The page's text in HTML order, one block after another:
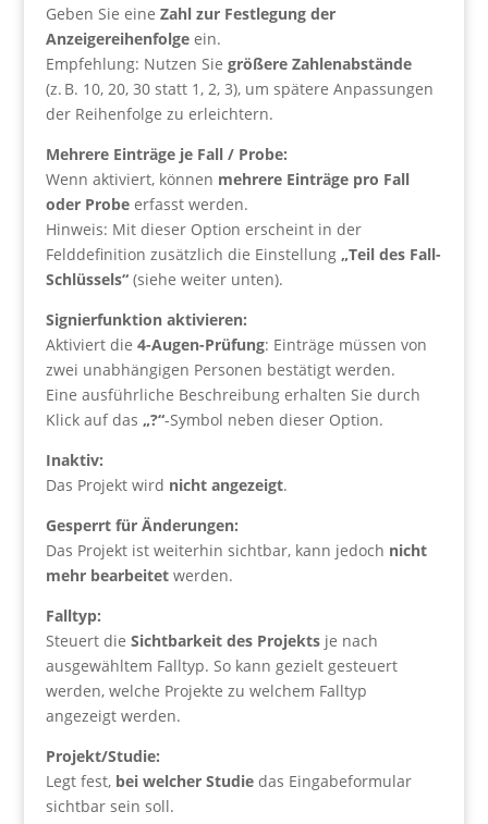
Geben Sie eineZahl zur Festlegung der
Anzeigereihenfolge ein.
Empfehlung: Nutzen Siegrößere Zahlenabstände
(z. B. 10, 20, 30 statt 1, 2, 3), um spätere Anpassungen
der Reihenfolge zu erleichtern.
Mehrere Einträge je Fall / Probe:
Wenn aktiviert, können mehrere Einträge pro Fall
oder Probe erfasst werden.
Hinweis: Mit dieser Option erscheint in der
Felddefinition zusätzlich die Einstellung„Teil des Fall-
Schlüssels“ (siehe weiter unten).
Signierfunktion aktivieren:
Aktiviert die4-Augen-Prüfung: Einträge müssen von
zwei unabhängigen Personen bestätigt werden.
Eine ausführliche Beschreibung erhalten Sie durch
Klick auf das„?“-Symbol neben dieser Option.
Inaktiv:
Das Projekt wird nicht angezeigt.
Gesperrt für Änderungen:
Das Projekt ist weiterhin sichtbar, kann jedoch nicht
mehr bearbeitet werden.
Falltyp:
Steuert dieSichtbarkeit des Projekts je nach
ausgewähltem Falltyp. So kann gezielt gesteuert
werden, welche Projekte zu welchem Falltyp
angezeigt werden.
Projekt/Studie:
Legt fest, bei welcher Studie das Eingabeformular
sichtbar sein soll.